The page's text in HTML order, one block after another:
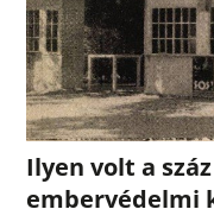
Ilyen volt a
embervédelmi